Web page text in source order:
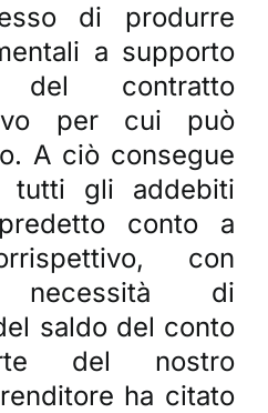
di produrre
a supporto
del contratto
per cui può
A ciò consegue
tutti gli addebiti
conto a
con
necessità di
saldo del conto
del nostro
ha citato